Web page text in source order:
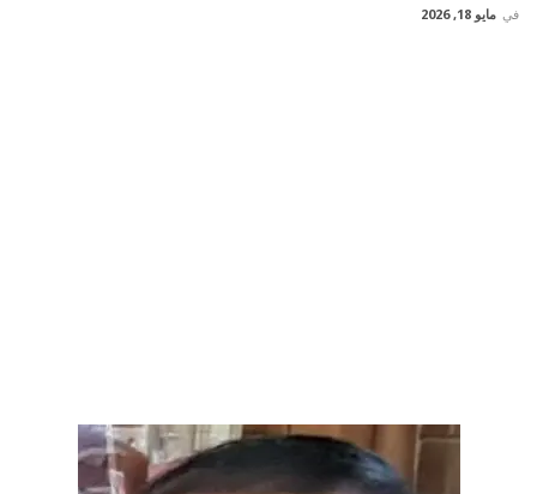
في مايو 18, 2026